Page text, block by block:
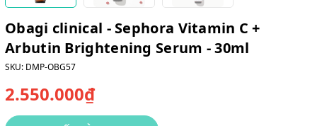
Obagi clinical - Sephora Vitamin C +
Arbutin Brightening Serum - 30ml
SKU: DMP-OBG57
2.550.000₫